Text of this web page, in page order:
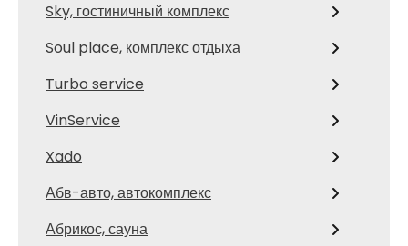
Sky, гостиничный комплекс
Soul place, комплекс отдыха
Turbo service
VinService
Xado
Абв-авто, автокомплекс
Абрикос, сауна